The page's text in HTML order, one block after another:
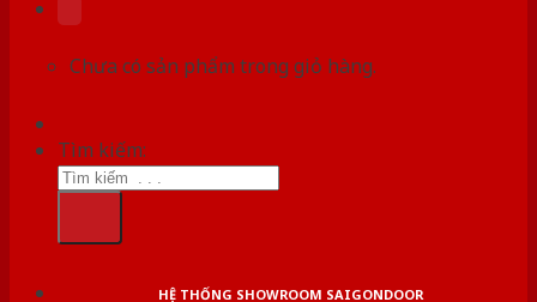
Chưa có sản phẩm trong giỏ hàng.
Tìm kiếm:
HỆ THỐNG SHOWROOM SAIGONDOOR